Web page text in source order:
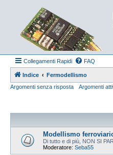
Collegamenti Rapidi FAQ
Indice
Fermodellismo
Argomenti senza risposta
Argomenti
Modellismo
Di tutto e di più, NON SI
Moderatore: Seba55